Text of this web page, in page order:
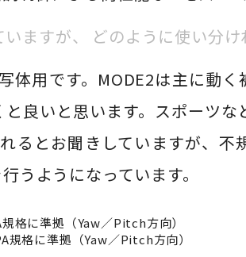
ますが、
どのように使い分け
体用です。MODE2は主に動
良いと思います。スポーツ
るとお聞きしていますが、不
うようになっています。
格に準拠（Yaw／Pitch方向）
格に準拠（Yaw／Pitch方向）